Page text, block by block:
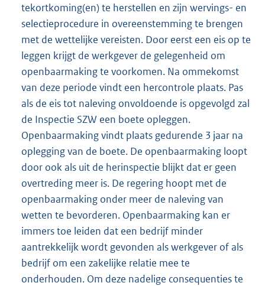
tekortkoming(en) te herstellen en zijn wervings- en
selectieprocedure in overeenstemming te brengen
met de wettelijke vereisten. Door eerst een eis op te
leggen krijgt de werkgever de gelegenheid om
openbaarmaking te voorkomen. Na ommekomst
van deze periode vindt een hercontrole plaats. Pas
als de eis tot naleving onvoldoende is opgevolgd zal
de Inspectie SZW een boete opleggen.
Openbaarmaking vindt plaats gedurende 3 jaar na
oplegging van de boete. De openbaarmaking loopt
door ook als uit de herinspectie blijkt dat er geen
overtreding meer is. De regering hoopt met de
openbaarmaking onder meer de naleving van
wetten te bevorderen. Openbaarmaking kan er
immers toe leiden dat een bedrijf minder
aantrekkelijk wordt gevonden als werkgever of als
bedrijf om een zakelijke relatie mee te
onderhouden. Om deze nadelige consequenties te